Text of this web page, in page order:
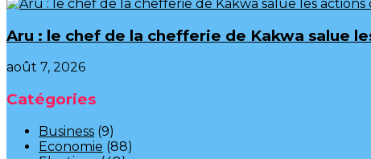
Aru : le chef de la chefferie de Kakwa salue
août 7, 2026
Catégories
Business (9)
Economie (88)